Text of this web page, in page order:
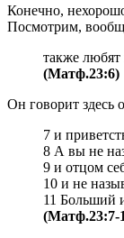
Конечно,
Посмотрим,
также любят
(Матф.23:6)
Он говорит здесь
7 и
8 А вы не
9 и отцом
10 и не
11 Больший
(Матф.23:7-